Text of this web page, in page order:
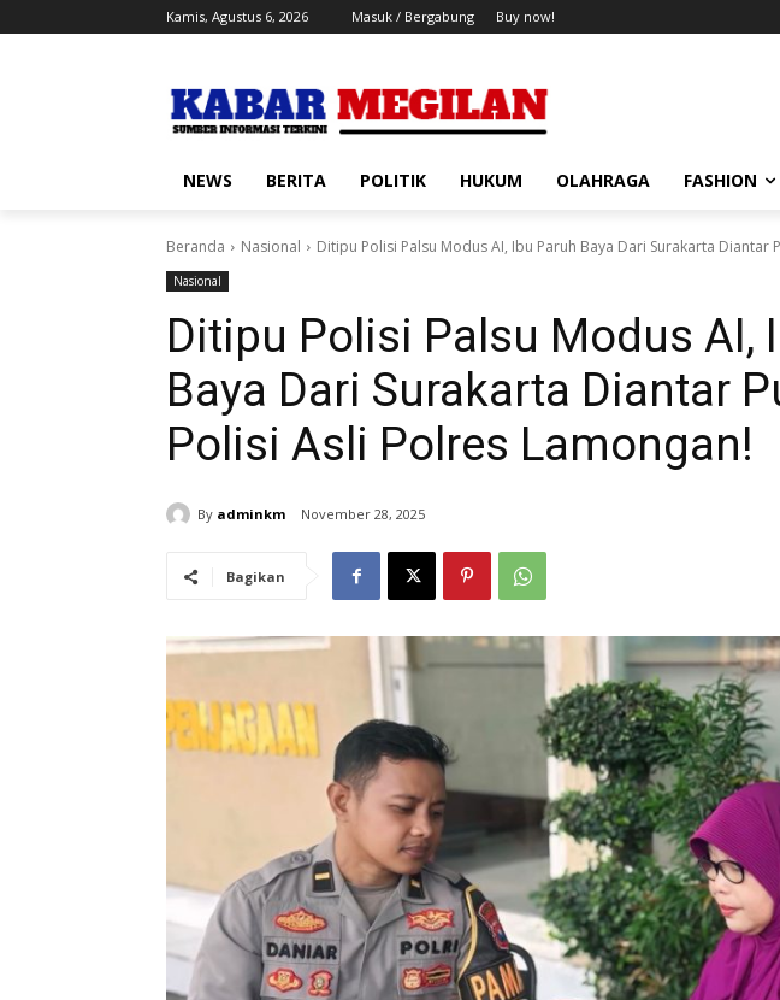
Kamis, Agustus 6, 2026 Masuk / Bergabung Buy now!
NEWS BERITA POLITIK HUKUM OLAHRAGA FASHION
Beranda Nasional Ditipu Polisi Palsu Modus AI, Ibu Paruh Baya Dari Surakarta Diantar
Nasional
Ditipu Polisi Palsu Modus AI,
Baya Dari Surakarta Diantar
Polisi Asli Polres Lamongan!
By adminkm November 28, 2025
Bagikan